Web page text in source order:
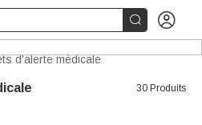
 
d'alerte médicale
30 Produits